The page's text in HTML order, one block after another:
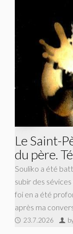
Le Saint-
du père.
Souliko a été
subir des
foi en a été
après ma
23.7.2026